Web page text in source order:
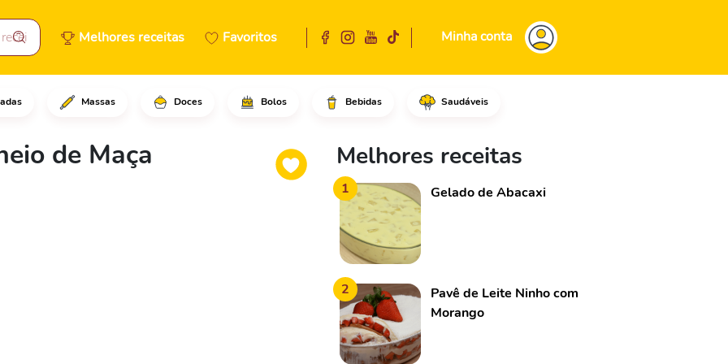
Melhores receitas Favoritos Minha conta
Massas Doces Bolos Bebidas Saudáveis
de Maça
maçã na massa folhada envolvendo e feche bem.Em
Melhores receitas
1 Gelado de Abacaxi
2
Pavê de Leite Ninho com
Morango